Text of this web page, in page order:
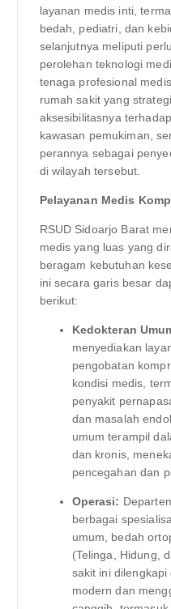
layanan medis inti,
bedah, pediatri, dan
selanjutnya meliputi
perolehan teknologi
tenaga profesional
rumah sakit yang
aksesibilitasnya
kawasan pemukiman,
perannya sebagai
di wilayah tersebut.
Pelayanan Medis
RSUD Sidoarjo Barat
medis yang luas yang
beragam kebutuhan
ini secara garis besar
berikut:
Kedokteran
menyediakan
pengobatan
kondisi medis,
penyakit
dan masalah
umum terampil
dan kronis,
pencegahan dan
Operasi:
berbagai
umum, bedah
(Telinga, Hidung,
sakit ini
modern dan